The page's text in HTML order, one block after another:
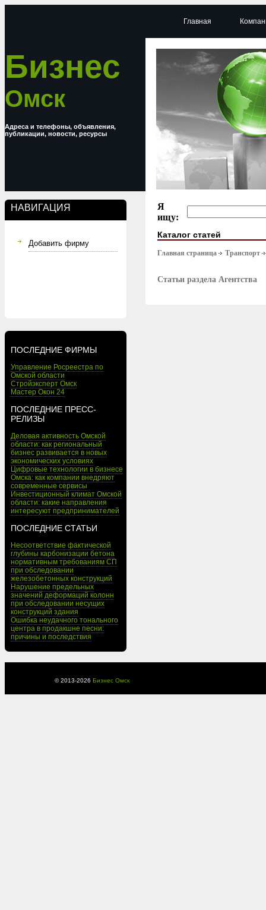
Бизнес
Омск
Адреса и телефоны, объявления,
публикации, новости, ресурсы
НАВИГАЦИЯ
Добавить фирму
ПОСЛЕДНИЕ ФИРМЫ
Управление Росреестра по
Омской области
Стройэксперт Омск
Мастер Окон 24
ПОСЛЕДНИЕ ПРЕСС-
РЕЛИЗЫ
Деловая активность Омской
области: как региональный
бизнес развивается в новых
экономических условиях
Цифровые технологии в бизнесе
Омска: как компании внедряют
современные сервисы
Инвестиционный климат Омской
области: какие направления
интересуют предпринимателей
ПОСЛЕДНИЕ СТАТЬИ
Несоответствие фактической
глубины карбонизации бетона
нормативным требованиям СП
при обследовании
железобетонных конструкций
Нарушение предельных
значений деформаций колонн
при обследовании несущих
конструкций здания
Ошибка неудачного тонального
центра в продакшне песни:
причины и последствия
Главная
Я
ищу:
Каталог статей
Главная страница Транспорт
Статьи раздела Агентства
© 2013-2026 Бизнес Омск